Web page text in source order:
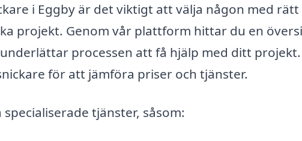
i Eggby är det viktigt att välja någon med
projekt. Genom vår plattform hittar du en
processen att få hjälp med ditt projekt.
för att jämföra priser och tjänster.
specialiserade tjänster, såsom: